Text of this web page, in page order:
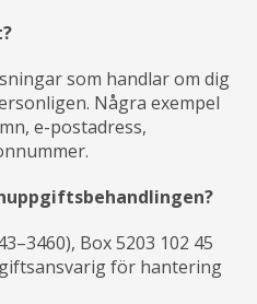
som handlar om dig
Några exempel
e-postadress,
Box 5203 102 45
för hantering